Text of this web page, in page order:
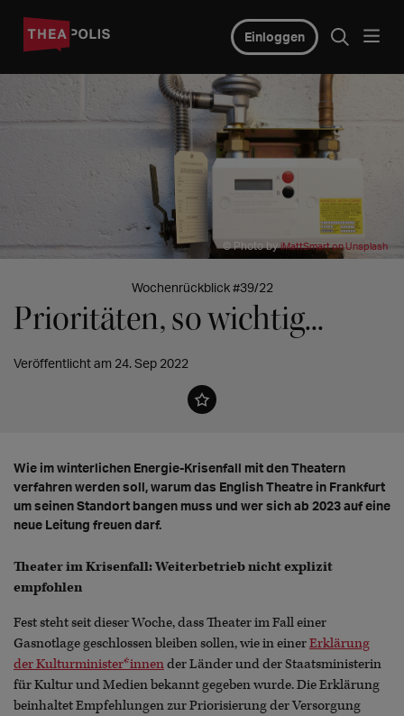
Einloggen
© Photo byiMattSmart on Unsplash
Wochenrückblick #39/22
Prioritäten, so wichtig...
Veröffentlicht am 24. Sep 2022
Wie im winterlichen Energie-Krisenfall mit den Theatern
verfahren werden soll, warum das English Theatre in Frankfurt
um seinen Standort bangen muss und wer sich ab 2023 auf eine
neue Leitung freuen darf.
Theater im Krisenfall: Weiterbetrieb nicht explizit
empfohlen
Fest steht seit dieser Woche, dass Theater im Fall einer
Gasnotlage geschlossen bleiben sollen, wie in einerErklärung
der Kulturminister*innender Länder und der Staatsministerin
für Kultur und Medien bekannt gegeben wurde. Die Erklärung
beinhaltet Empfehlungen zur Priorisierung der Versorgung